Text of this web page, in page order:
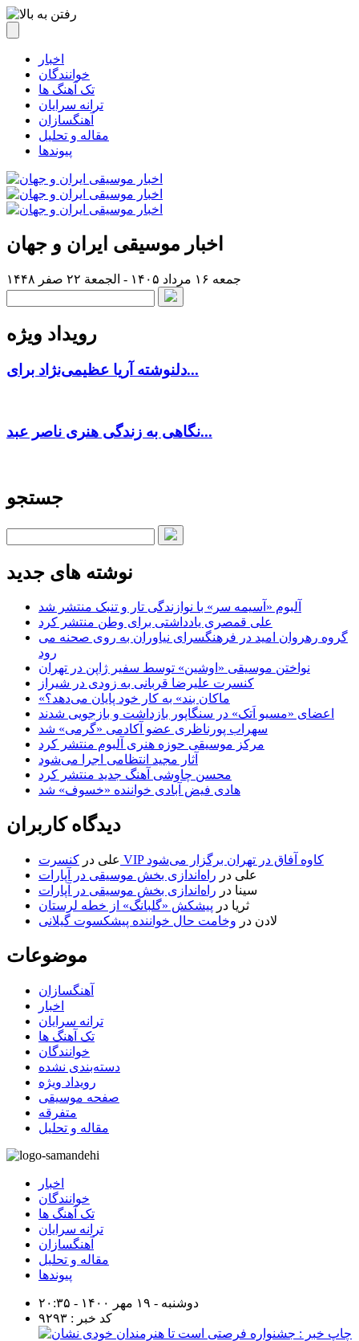
اخبار
خوانندگان
تک آهنگ ها
ترانه سرایان
آهنگسازان
مقاله و تحلیل
پیوندها
اخبار موسیقی ایران و جهان
جمعه ۱۶ مرداد ۱۴۰۵ - الجمعة ۲۲ صفر ۱۴۴۸
رویداد ویژه
دلنوشته آریا عظیمی‌نژاد برای...
نگاهی به زندگی هنری ناصر عبد...
جستجو
نوشته های جدید
آلبوم «آسیمه سر» با نوازندگی تار و تنبک منتشر شد
علی قمصری یادداشتی برای وطن منتشر کرد
گروه رهروان امید در فرهنگسرای نیاوران به روی صحنه می
رود
نواختن موسیقی «اوشین» توسط سفیر ژاپن در تهران
کنسرت علیرضا قربانی به زودی در شیراز
«ماکان بند» به کار خود پایان می‌دهد؟
اعضای «مسیو اَتک» در سنگاپور بازداشت و بازجویی شدند
سهراب پورناظری عضو آکادمی «گرمی» شد
مرکز موسیقی حوزه هنری آلبوم منتشر کرد
آثار مجید انتظامی اجرا می‌شود
محسن چاوشی آهنگ جدید منتشر کرد
هادی فیض آبادی خواننده «خسوف» شد
دیدگاه کاربران
علی در
کنسرت VIP کاوه آفاق در تهران برگزار می‌شود
علی در راه‌اندازی بخش موسیقی در آپارات
سینا در راه‌اندازی بخش موسیقی در آپارات
ثریا در پیشکش «گلبانگ» از خطه لرستان
لادن در وخامت حال خواننده پیشکسوت گیلانی
موضوعات
آهنگسازان
اخبار
ترانه سرایان
تک آهنگ ها
خوانندگان
دسته‌بندی نشده
رویداد ویژه
صفحه موسیقی
متفرقه
مقاله و تحلیل
اخبار
خوانندگان
تک آهنگ ها
ترانه سرایان
آهنگسازان
مقاله و تحلیل
پیوندها
دوشنبه - ۱۹ مهر ۱۴۰۰ - ۲۰:۳۵
کد خبر : ۹۲۹۳